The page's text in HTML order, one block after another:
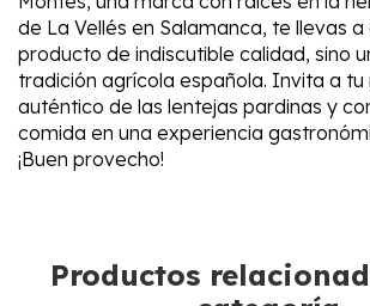
de La Vellés en Salamanca, te llevas a
producto de indiscutible calidad, sino
tradición agrícola española. Invita a
auténtico de las lentejas pardinas y
comida en una experiencia
¡Buen provecho!
Productos